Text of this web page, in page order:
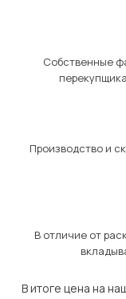
Собственные
Производство и
В отличие от
В итоге цена на